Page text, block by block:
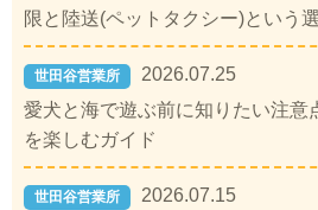
限と陸送(ペットタクシー)という
世田谷営業所
2026.07.25
愛犬と海で遊ぶ前に知りたい注意
を楽しむガイド
世田谷営業所
2026.07.15